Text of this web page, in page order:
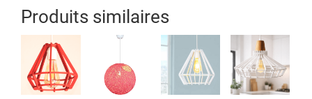
Produits similaires